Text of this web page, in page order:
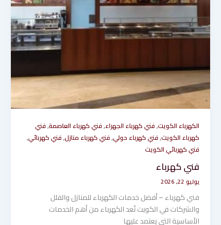
الكهرباء الكويت,فني كهرباء الجهراء,فني كهرباء العاصمة,فني
كهرباء الكويت,فني كهرباء حولي,فني كهرباء منازل,فني كهربائي,
فني كهربائي الكويت
فني كهرباء
يوليو 22, 2026
فني كهرباء – أفضل خدمات الكهرباء للمنازل والفلل
والشركات في الكويت تُعد الكهرباء من أهم الخدمات
الأساسية التي يعتمد عليها